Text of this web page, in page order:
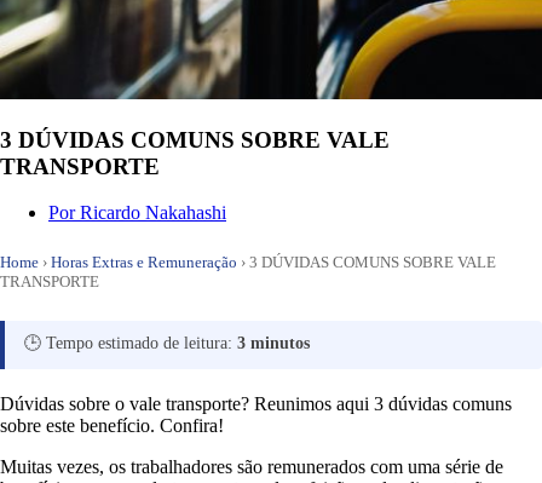
3 DÚVIDAS COMUNS SOBRE VALE
TRANSPORTE
PorRicardo Nakahashi
Home › Horas Extras e Remuneração › 3 DÚVIDAS COMUNS SOBRE VALE
TRANSPORTE
🕒 Tempo estimado de leitura: 3 minutos
Dúvidas sobre o vale transporte? Reunimos aqui 3 dúvidas comuns
sobre este benefício. Confira!
Muitas vezes, os trabalhadores são remunerados com uma série de